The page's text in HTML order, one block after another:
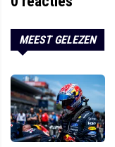
MEEST GELEZEN